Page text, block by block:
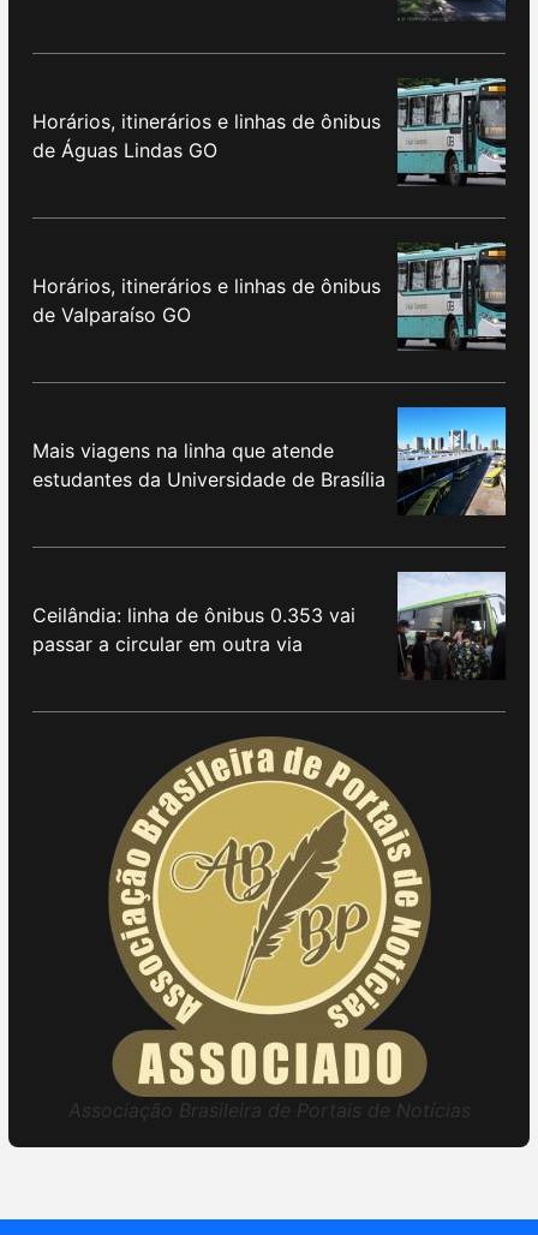
Horários, itinerários e linhas de ônibus
de Águas Lindas GO
Horários, itinerários e linhas de ônibus
de Valparaíso GO
Mais viagens na linha que atende
estudantes da Universidade de Brasília
Ceilândia: linha de ônibus 0.353 vai
passar a circular em outra via
Associação Brasileira de Portais de Notícias